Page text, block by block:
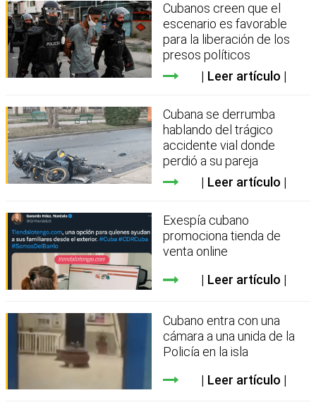
Cubanos creen que el
escenario es favorable
para la liberación de los
presos políticos
Leer artículo
Cubana se derrumba
hablando del trágico
accidente vial donde
perdió a su pareja
Leer artículo
Exespía cubano
promociona tienda de
venta online
Leer artículo
Cubano entra con una
cámara a una unida de la
Policía en la isla
Leer artículo